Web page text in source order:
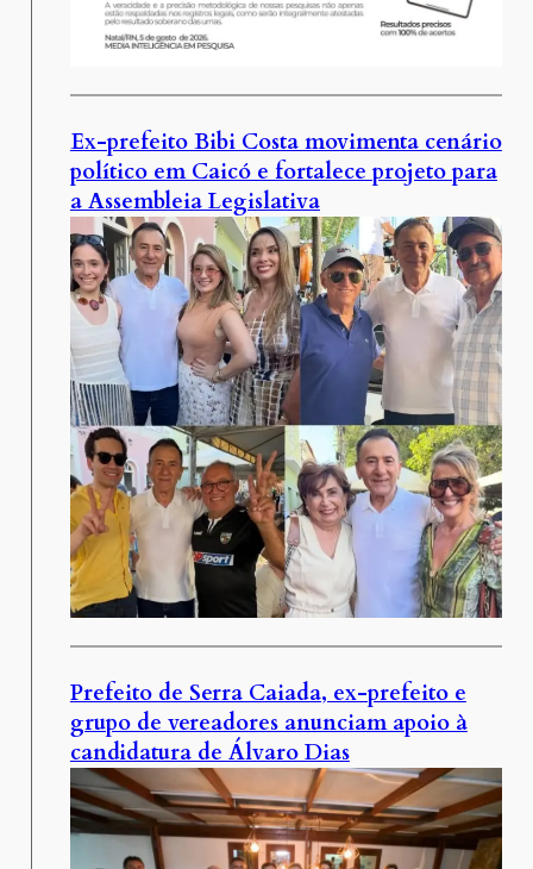
Ex-prefeito Bibi Costa movimenta cenário
político em Caicó e fortalece projeto para
a Assembleia Legislativa
Prefeito de Serra Caiada, ex-prefeito e
grupo de vereadores anunciam apoio à
candidatura de Álvaro Dias